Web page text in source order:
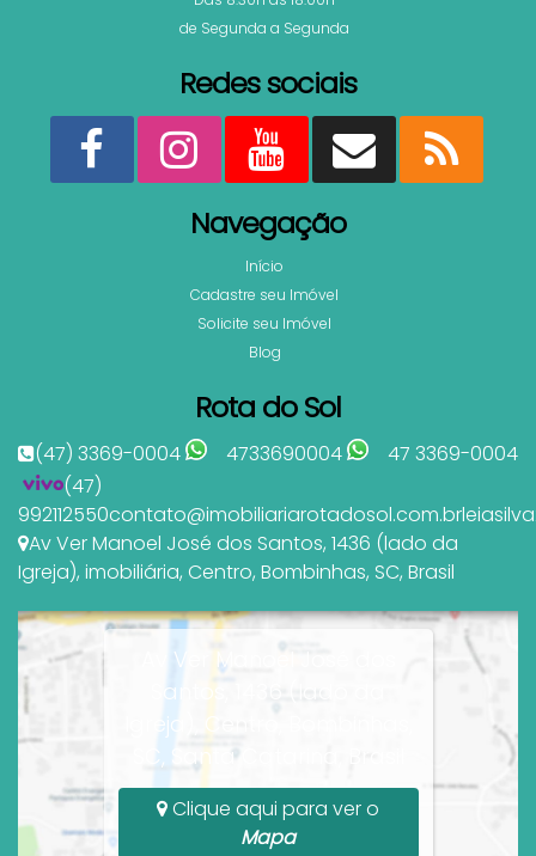
de Segunda a Segunda
Redes sociais
Navegação
Início
Cadastre seu Imóvel
Solicite seu Imóvel
Blog
Rota do Sol
(47) 3369-0004 4733690004
47 3369-0004
(47)
992112550contato@imobiliariarotadosol.com.br
Av Ver Manoel José dos Santos, 1436 (lado da
Igreja), imobiliária, Centro, Bombinhas, SC, Brasil
Av Ver Manoel José dos
Santos, 1436 (lado da
Igreja), Centro, Bombinhas,
SC, Santa Catarina, Brasil
Clique aqui para ver o
Mapa